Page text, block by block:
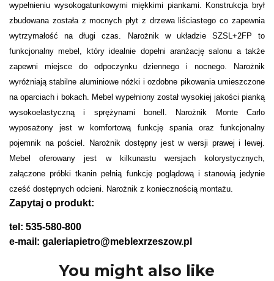
wypełnieniu wysokogatunkowymi miękkimi piankami. Konstrukcja brył
zbudowana została z mocnych płyt z drzewa liściastego co zapewnia
wytrzymałość na długi czas. Narożnik w układzie SZSL+2FP to
funkcjonalny mebel, który idealnie dopełni aranżację salonu a także
zapewni miejsce do odpoczynku dziennego i nocnego. Narożnik
wyróżniają stabilne aluminiowe nóżki i ozdobne pikowania umieszczone
na oparciach i bokach. Mebel wypełniony został wysokiej jakości pianką
wysokoelastyczną i sprężynami bonell. Narożnik Monte Carlo
wyposażony jest w komfortową funkcję spania oraz funkcjonalny
pojemnik na pościel. Narożnik dostępny jest w wersji prawej i lewej.
Mebel oferowany jest w kilkunastu wersjach kolorystycznych,
załączone próbki tkanin pełnią funkcję poglądową i stanowią jedynie
cześć dostępnych odcieni. Narożnik z koniecznością montażu.
Zapytaj o produkt:
tel: 535-580-800
e-mail: galeriapietro@meblexrzeszow.pl
You might also like